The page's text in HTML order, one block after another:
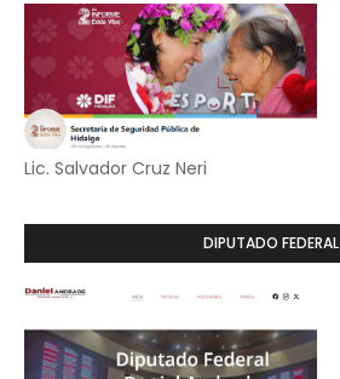
Lic. Salvador Cruz Neri
DIPUTADO FEDERAL